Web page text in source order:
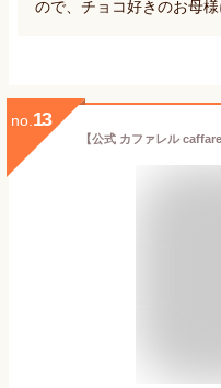
ので、チョコ好きのお母様
no. 13